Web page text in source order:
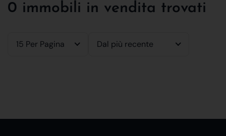
0 immobili in vendita trovati
15 Per Pagina Dal più recente